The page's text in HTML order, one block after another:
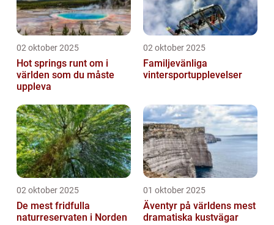
02 oktober 2025
Hot springs runt om i
världen som du måste
uppleva
02 oktober 2025
Familjevänliga
vintersportupplevelser
02 oktober 2025
De mest fridfulla
naturreservaten i Norden
01 oktober 2025
Äventyr på världens mest
dramatiska kustvägar